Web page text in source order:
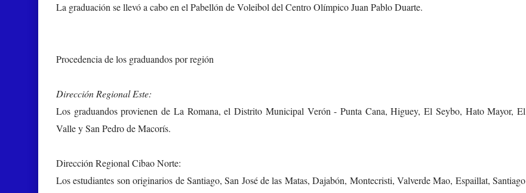
La graduación se llevó a cabo en el Pabellón de Voleibol del Centro Olímpico Juan Pablo Duarte.
Procedencia de los graduandos por región
Dirección Regional Este:
Los graduandos provienen de La Romana, el Distrito Municipal Verón - Punta Cana, Higuey, El Seybo, Hato Mayor, El
Valle y San Pedro de Macorís.
Dirección Regional Cibao Norte:
Los estudiantes son originarios de Santiago, San José de las Matas, Dajabón, Montecristi, Valverde Mao, Espaillat, Santiago